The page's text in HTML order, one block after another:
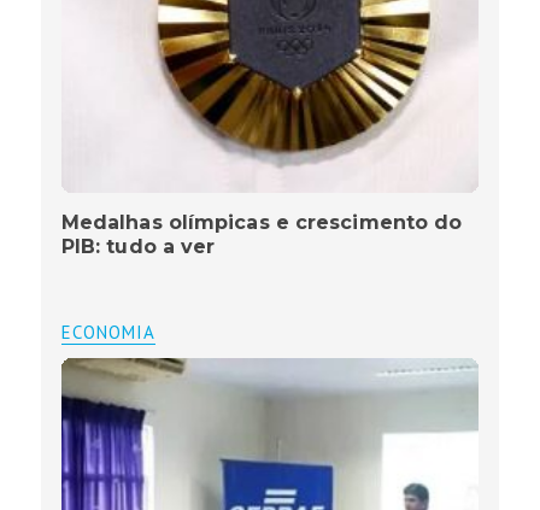
Medalhas olímpicas e crescimento do
PIB: tudo a ver
ECONOMIA